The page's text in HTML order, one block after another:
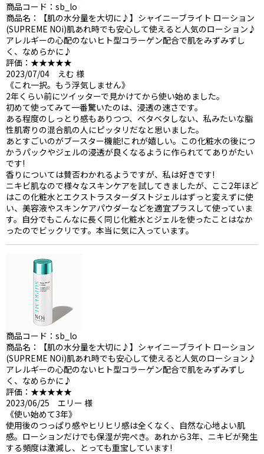
商品コード：sb_lo
商品名：【肌の水分量を大切に♪】シャイニーブライト ローション
(SUPREME NOi)肌あれ時でも安心して使えると人気のローション♪
アレルギーの心配のないヒト型コラーゲン配合で肌をみずみずし
く、なめらかに♪
評価：★★★★★
2023/07/04 えむ 様
《これ一択。もう浮気しません》
2年くらい前にツイッターで見かけてから使い始めました。
初めて使ってみて一番驚いたのは、浸透の速さです。
ある程度のしっとり感もありつつ、ベタベタしない、私みたいな脂
性肌寄りの混合肌の人にピッタリだなと思いました。
あとすごいのがブースター機能!これが嬉しい。この化粧水の後につ
かうパックやジェルの浸透が良くなるように作られててありがたい
です!
香りについては賛否わかれるようですが、私は好きです!
ニキビ肌なので様々なスキンケアを試してきましたが、ここ2年ほど
はこの化粧水とエクストラスターダストジェルはずっと変えずに使
い、美容液やスキンケアパウダーなどを適宜プラスして使っていま
す。自分でもこんなに長く同じ化粧水とジェルを使ったことはなか
ったのでビックリです。本当に気に入っています。
商品コード：sb_lo
商品名：【肌の水分量を大切に♪】シャイニーブライト ローション
(SUPREME NOi)肌あれ時でも安心して使えると人気のローション♪
アレルギーの心配のないヒト型コラーゲン配合で肌をみずみずし
く、なめらかに♪
評価：★★★★★
2023/06/25 エリー 様
《使い始めて3年》
使用後のつっぱり感やヒリヒリ感は全くなく、自然な心地よい肌
感。ローションだけでも保湿が完ぺき。あれから3年、ニキビが発生
する頻度は激減し、とっても重宝しています!